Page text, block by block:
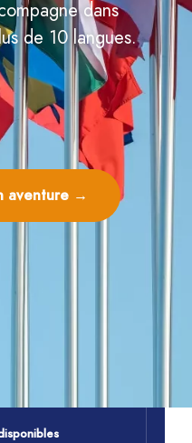
dans
de 10 langues.
aventure →